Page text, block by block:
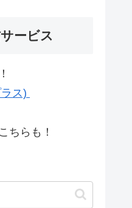
ービス
ス)
ちらも！